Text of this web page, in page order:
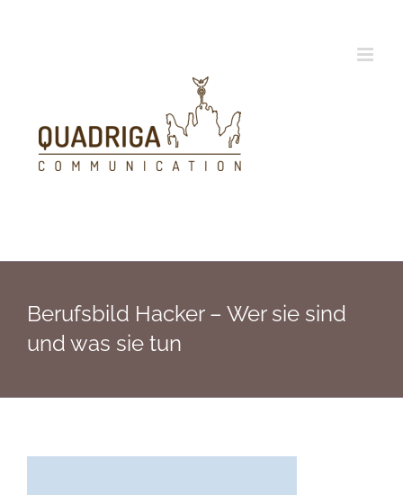
Berufsbild Hacker – Wer sie sind
und was sie tun